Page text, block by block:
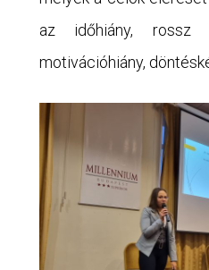
az időhiány, rossz
motivációhiány,